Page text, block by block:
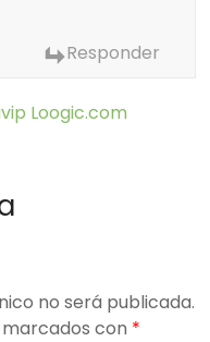
Responder
Loogic.com
no será publicada.
con *